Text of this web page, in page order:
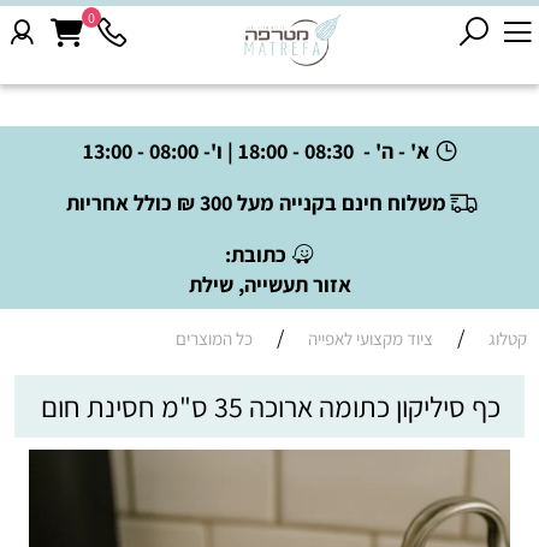
א' - ה' - 08:30 - 18:00 | ו'- 08:00 - 13:00
משלוח חינם בקנייה מעל 300 ₪ כולל אחריות
כתובת:
אזור תעשייה, שילת
0
קטלוג / ציוד מקצועי לאפייה / כל המוצרים
כף סיליקון כתומה ארוכה 35 ס"מ חסינת חום